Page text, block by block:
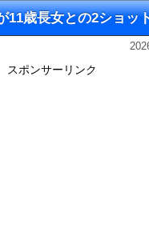
11歳長女との2ショッ
スポンサーリンク